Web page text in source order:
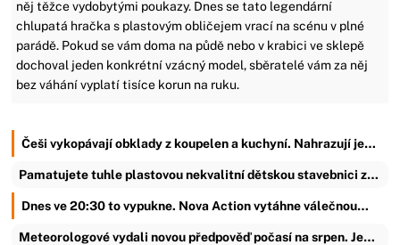
něj těžce vydobytými poukazy. Dnes se tato legendární
chlupatá hračka s plastovým obličejem vrací na scénu v plné
parádě. Pokud se vám doma na půdě nebo v krabici ve sklepě
dochoval jeden konkrétní vzácný model, sběratelé vám za něj
bez váhání vyplatí tisíce korun na ruku.
Češi vykopávají obklady z koupelen a kuchyní. Nahrazují je…
Pamatujete tuhle plastovou nekvalitní dětskou stavebnici z…
Dnes ve 20:30 to vypukne. Nova Action vytáhne válečnou…
Meteorologové vydali novou předpověď počasí na srpen. Je…